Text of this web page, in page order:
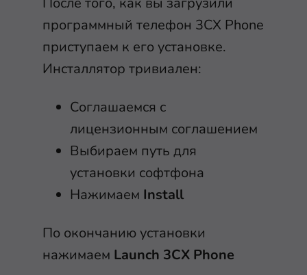
программный телефон 3CX Phone
приступаем к его установке.
Инсталлятор тривиален:
Соглашаемся с
лицензионным соглашением
Выбираем путь для
установки софтфона
Нажимаем Install
По окончанию установки
нажимаем Launch 3CX Phone